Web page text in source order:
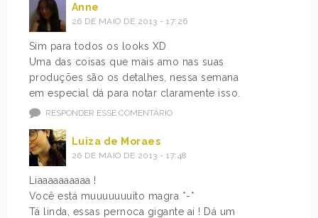
Anne
26 DE MAIO DE 2013 - 17:26
Sim para todos os looks XD
Uma das coisas que mais amo nas suas
produções são os detalhes, nessa semana
em especial dá para notar claramente isso.
RESPONDER ESSE COMENTÁRIO
Luiza de Moraes
26 DE MAIO DE 2013 - 17:48
Liaaaaaaaaaa !
Você está muuuuuuuito magra *-*
Tá linda, essas pernoca gigante ai ! Dá um